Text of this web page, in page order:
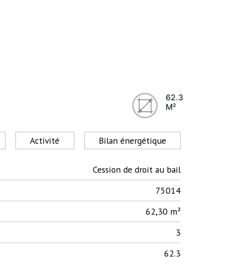
62.3
M²
Activité Bilan énergétique
Cession de droit au bail
75014
62,30 m²
3
62.3